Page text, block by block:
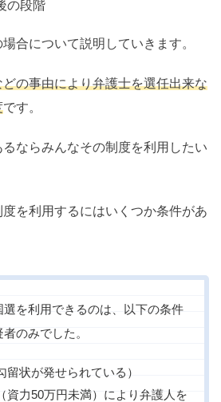
の段階
合について説明していきます。
どの事由により弁護士を選任出来な
です。
ならみんなその制度を利用したい
を利用するにはいくつか条件があ
選を利用できるのは、以下の条件
のみでした。
状が発せられている）
力50万円未満）により弁護人を